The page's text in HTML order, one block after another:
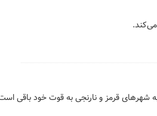
قرمز و نارنجی به قوت خود باقی